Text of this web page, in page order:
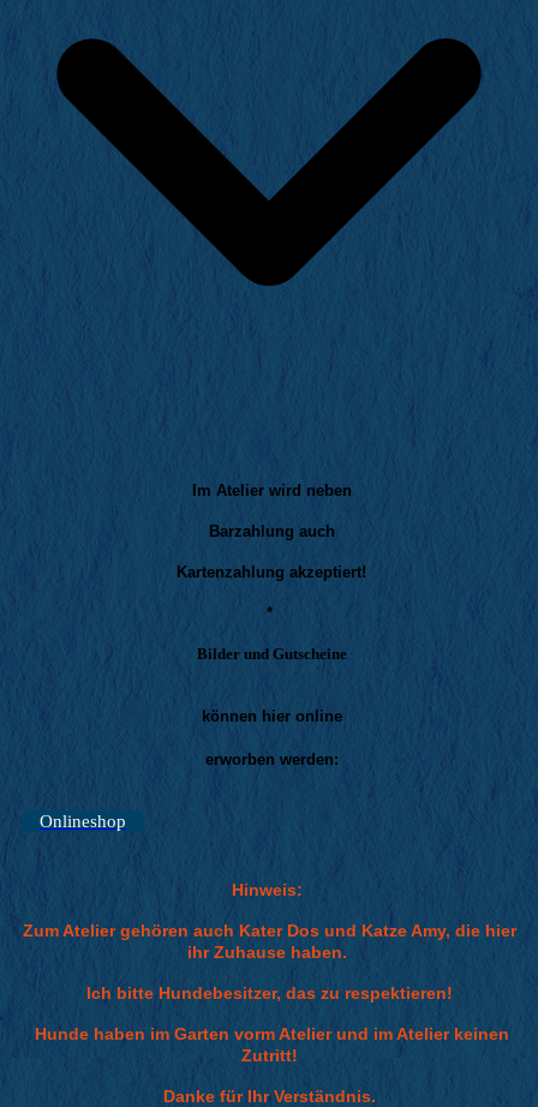
Im Atelier wird neben
Barzahlung auch
Kartenzahlung akzeptiert!
*
Bilder und Gutscheine
können hier online
erworben werden:
Onlineshop
Hinweis:
Zum Atelier gehören auch Kater Dos und Katze Amy, die hier
ihr Zuhause haben.
Ich bitte Hundebesitzer, das zu respektieren!
Hunde haben im Garten vorm Atelier und im Atelier keinen
Zutritt!
Danke für Ihr Verständnis.